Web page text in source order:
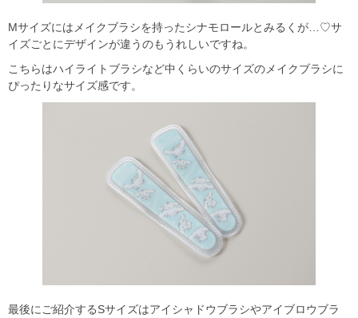
Mサイズにはメイクブラシを持ったシナモロールとみるくが…♡サ
イズごとにデザインが違うのもうれしいですね。
こちらはハイライトブラシなど中くらいのサイズのメイクブラシに
ぴったりなサイズ感です。
最後にご紹介するSサイズはアイシャドウブラシやアイブロウブラ